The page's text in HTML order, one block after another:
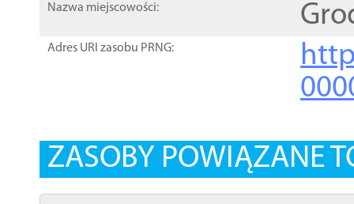
Nazwa miejscowości:
Adres URI zasobu PRNG:
ZASOBY POWIĄZANE